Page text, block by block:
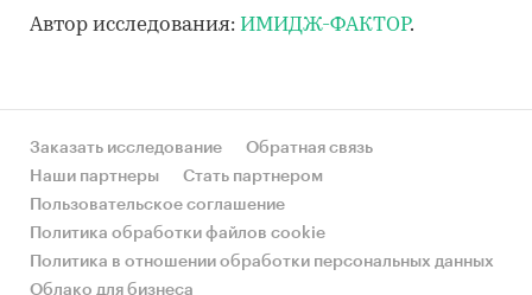
Автор исследования: ИМИДЖ-ФАКТОР.
Заказать исследование
Обратная связь
Наши партнеры
Стать партнером
Пользовательское соглашение
Политика обработки файлов cookie
Политика в отношении обработки персональных данных
Облако для бизнеса